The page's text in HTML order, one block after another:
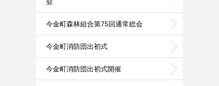
今金町森林組合第75回通常総会
今金町消防団出初式
今金町消防団出初式開催